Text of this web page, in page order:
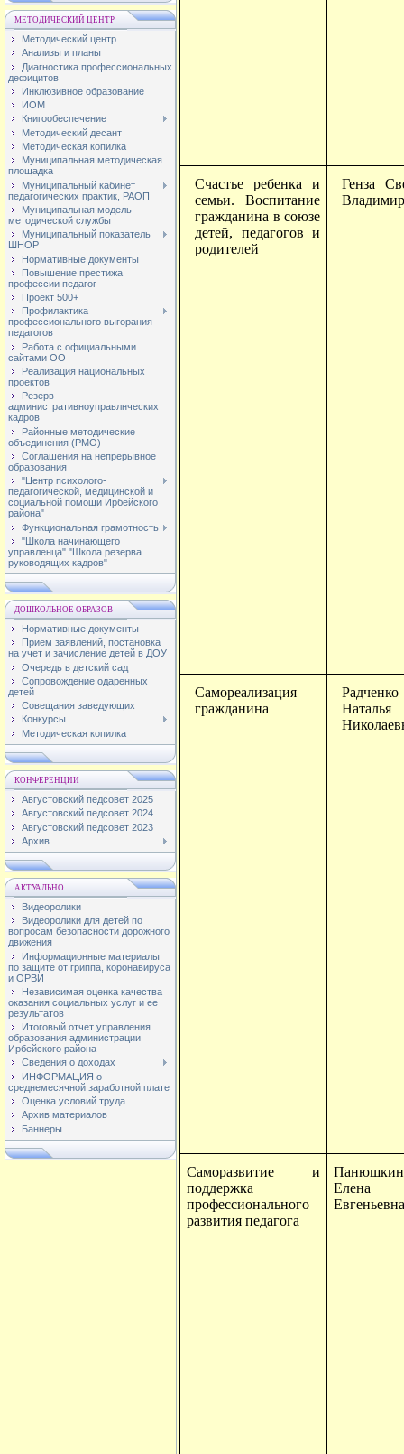
МЕТОДИЧЕСКИЙ ЦЕНТР
Методический центр
Анализы и планы
Диагностика профессиональных
дефицитов
Инклюзивное образование
ИОМ
Книгообеспечение
Методический десант
Методическая копилка
Муниципальная методическая
площадка
Муниципальный кабинет
педагогических практик, РАОП
Муниципальная модель
методической службы
Муниципальный показатель
ШНОР
Нормативные документы
Повышение престижа
профессии педагог
Проект 500+
Профилактика
профессионального выгорания
педагогов
Работа с официальными
сайтами ОО
Реализация национальных
проектов
Резерв
административноуправлнческих
кадров
Районные методические
объединения (РМО)
Соглашения на непрерывное
образования
"Центр психолого-
педагогической, медицинской и
социальной помощи Ирбейского
района"
Функциональная грамотность
"Школа начинающего
управленца" "Школа резерва
руководящих кадров"
ДОШКОЛЬНОЕ ОБРАЗОВ
Нормативные документы
Прием заявлений, постановка
на учет и зачисление детей в ДОУ
Очередь в детский сад
Сопровождение одаренных
детей
Совещания заведующих
Конкурсы
Методическая копилка
КОНФЕРЕНЦИИ
Августовский педсовет 2025
Августовский педсовет 2024
Августовский педсовет 2023
Архив
АКТУАЛЬНО
Видеоролики
Видеоролики для детей по
вопросам безопасности дорожного
движения
Информационные материалы
по защите от гриппа, коронавируса
и ОРВИ
Независимая оценка качества
оказания социальных услуг и ее
результатов
Итоговый отчет управления
образования администрации
Ирбейского района
Сведения о доходах
ИНФОРМАЦИЯ о
среднемесячной заработной плате
Оценка условий труда
Архив материалов
Баннеры
Счастье ребенка и
семьи. Воспитание
гражданина в союзе
детей, педагогов и
родителей
Генза
Самореализация
гражданина
Радченко
Наталья
Саморазвитие и
поддержка
профессионального
развития педагога
Елена
Евгеньевна